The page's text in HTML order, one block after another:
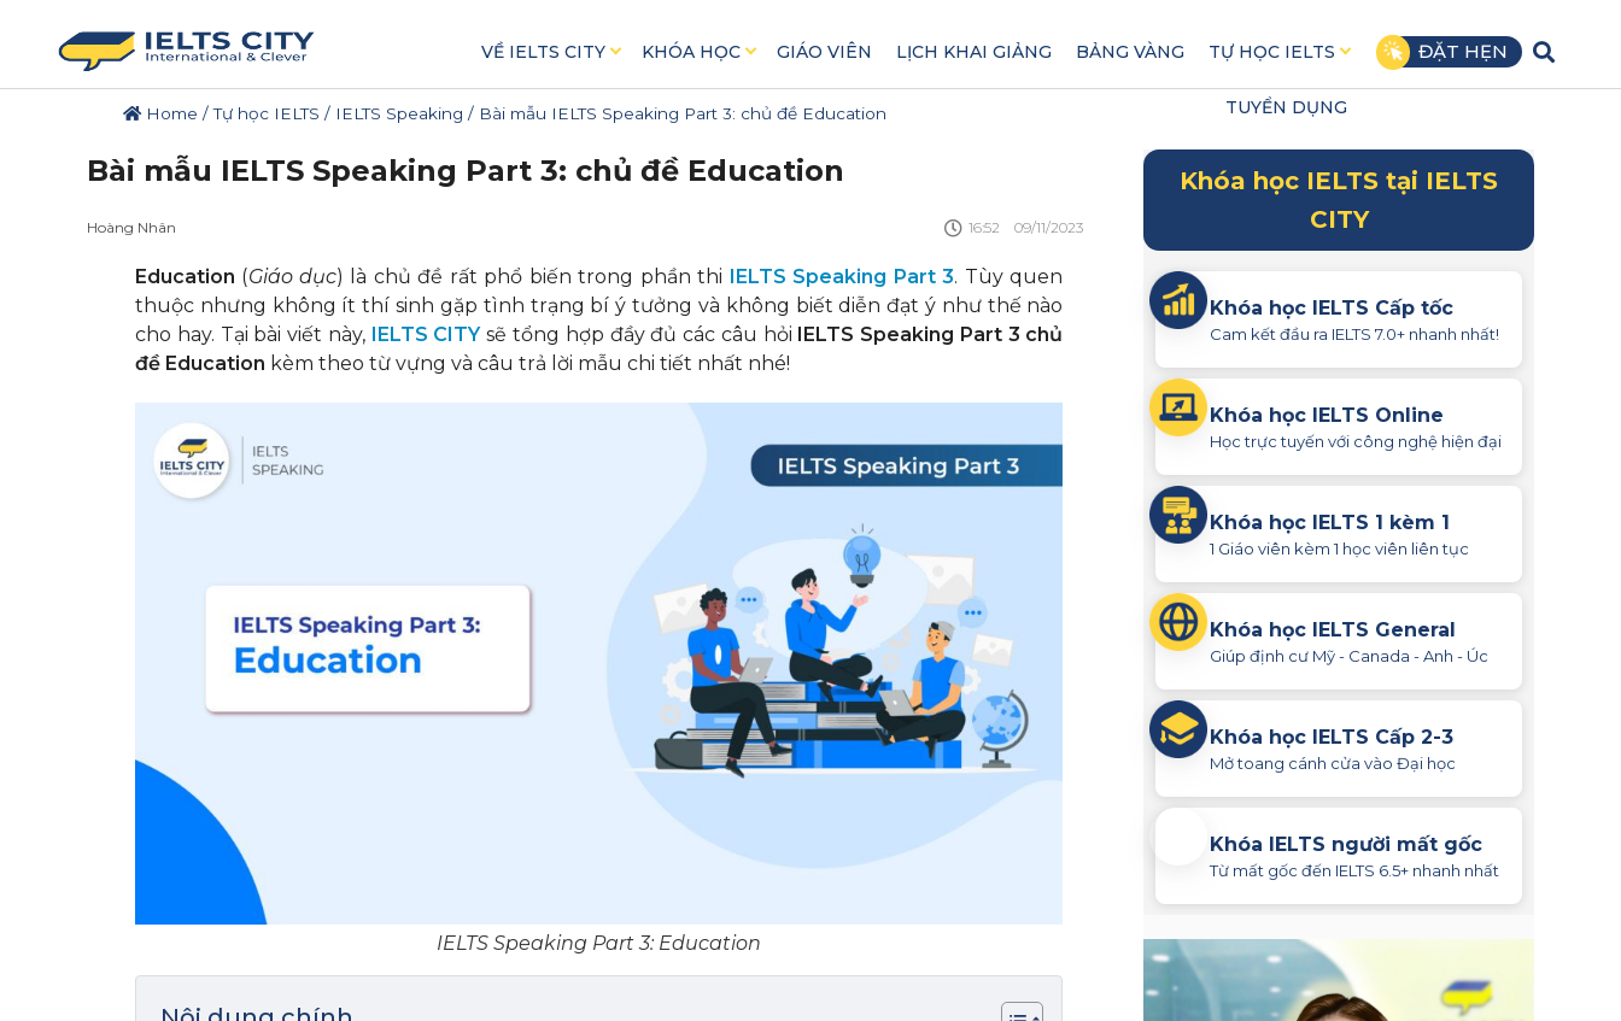
VỀ IELTS CITY KHÓA HỌC GIÁO VIÊN LỊCH KHAI GIẢNG BẢNG VÀNG TỰ HỌC IELTS
TUYỂN DỤNG
ĐẶT HẸN
Home /Tự học IELTS / IELTS Speaking / Bài mẫu IELTS Speaking Part 3: chủ đề Education
Bài mẫu IELTS Speaking Part 3: chủ đề Education
Hoàng Nhân 16:52 09/11/2023
Education (Giáo dục) là chủ đề rất phổ biến trong phần thi IELTS Speaking Part 3. Tùy quen
thuộc nhưng không ít thí sinh gặp tình trạng bí ý tưởng và không biết diễn đạt ý như thế nào
cho hay. Tại bài viết này, IELTS CITYsẽ tổng hợp đầy đủ các câu hỏi IELTS Speaking Part 3 chủ
đề Education kèm theo từ vựng và câu trả lời mẫu chi tiết nhất nhé!
IELTS Speaking Part 3: Education
Khóa học IELTS tại IELTS
CITY
Khóa học IELTS Cấp tốc
Cam kết đầu ra IELTS 7.0+ nhanh nhất!
Khóa học IELTS Online
Học trực tuyến với công nghệ hiện đại
Khóa học IELTS 1 kèm 1
1 Giáo viên kèm 1 học viên liên tục
Khóa học IELTS General
Giúp định cư Mỹ - Canada - Anh - Úc
Khóa học IELTS Cấp 2-3
Mở toang cánh cửa vào Đại học
Khóa IELTS người mất gốc
Từ mất gốc đến IELTS 6.5+ nhanh nhất